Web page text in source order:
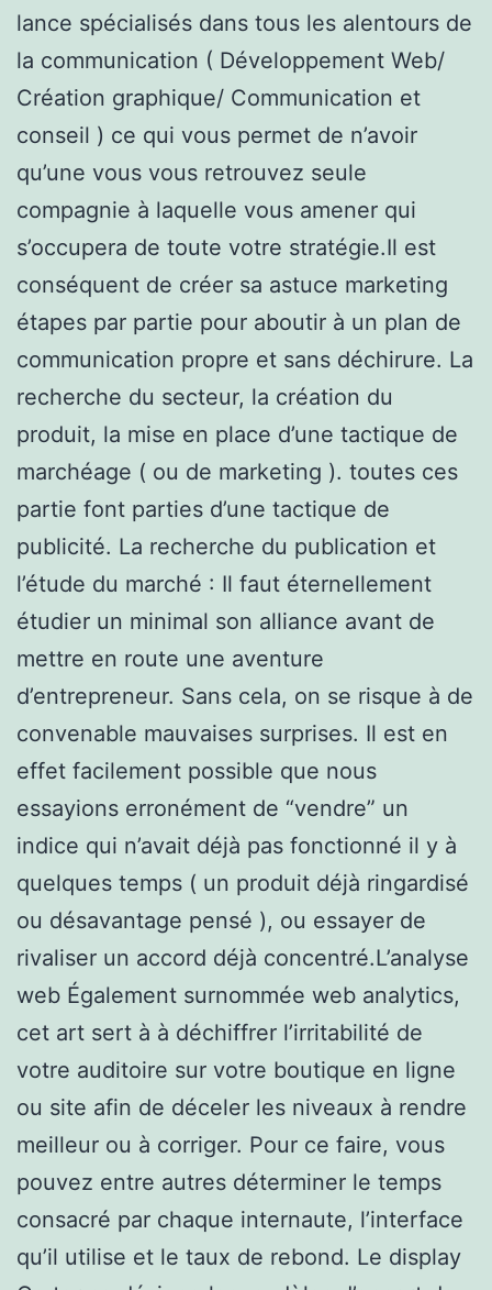
lance spécialisés dans tous les alentours de
la communication ( Développement Web/
Création graphique/ Communication et
conseil ) ce qui vous permet de n’avoir
qu’une vous vous retrouvez seule
compagnie à laquelle vous amener qui
s’occupera de toute votre stratégie.Il est
conséquent de créer sa astuce marketing
étapes par partie pour aboutir à un plan de
communication propre et sans déchirure. La
recherche du secteur, la création du
produit, la mise en place d’une tactique de
marchéage ( ou de marketing ). toutes ces
partie font parties d’une tactique de
publicité. La recherche du publication et
l’étude du marché : Il faut éternellement
étudier un minimal son alliance avant de
mettre en route une aventure
d’entrepreneur. Sans cela, on se risque à de
convenable mauvaises surprises. Il est en
effet facilement possible que nous
essayions erronément de “vendre” un
indice qui n’avait déjà pas fonctionné il y à
quelques temps ( un produit déjà ringardisé
ou désavantage pensé ), ou essayer de
rivaliser un accord déjà concentré.L’analyse
web Également surnommée web analytics,
cet art sert à à déchiffrer l’irritabilité de
votre auditoire sur votre boutique en ligne
ou site afin de déceler les niveaux à rendre
meilleur ou à corriger. Pour ce faire, vous
pouvez entre autres déterminer le temps
consacré par chaque internaute, l’interface
qu’il utilise et le taux de rebond. Le display